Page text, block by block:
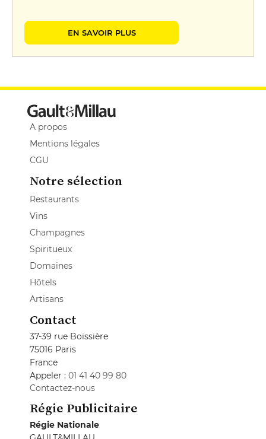
EN SAVOIR PLUS
A propos
Mentions légales
CGU
Notre sélection
Restaurants
Vins
Champagnes
Spiritueux
Domaines
Hôtels
Artisans
Contact
37-39 rue Boissière
75016 Paris
France
Appeler : 01 41 40 99 80
Contactez-nous
Régie Publicitaire
Régie Nationale